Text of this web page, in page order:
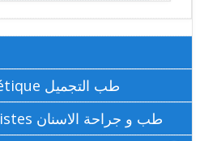
Medecins Esthétique طب التجميل
Médecins Dentistes طب و جراحة الاسنان